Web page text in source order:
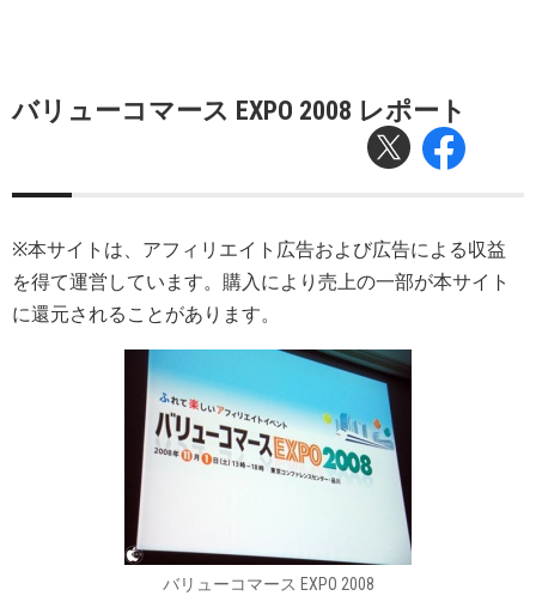
バリューコマース EXPO 2008 レポート
※本サイトは、アフィリエイト広告および広告による収益
を得て運営しています。購入により売上の一部が本サイト
に還元されることがあります。
バリューコマース EXPO 2008